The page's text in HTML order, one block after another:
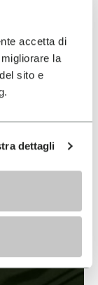
accetta di
la
sito e
dettagli